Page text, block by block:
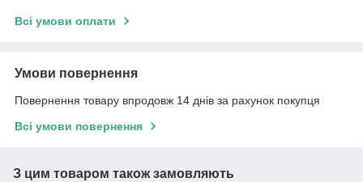
Всі умови оплати
Умови повернення
Повернення товару впродовж 14 днів за рахунок покупця
Всі умови повернення
З цим товаром також замовляють